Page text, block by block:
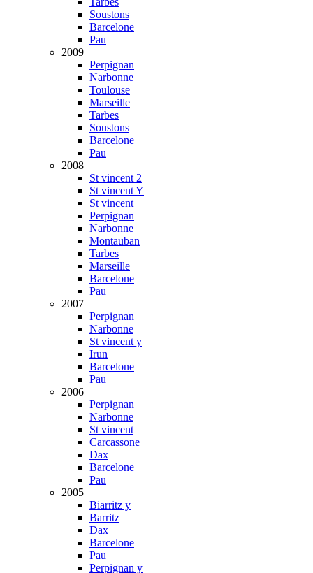
Soustons
Barcelone
Pau
2009
Perpignan
Narbonne
Toulouse
Marseille
Tarbes
Soustons
Barcelone
Pau
2008
St vincent 2
St vincent Y
St vincent
Perpignan
Narbonne
Montauban
Tarbes
Marseille
Barcelone
Pau
2007
Perpignan
Narbonne
St vincent y
Irun
Barcelone
Pau
2006
Perpignan
Narbonne
St vincent
Carcassone
Dax
Barcelone
Pau
2005
Biarritz y
Barritz
Dax
Barcelone
Pau
Perpignan y